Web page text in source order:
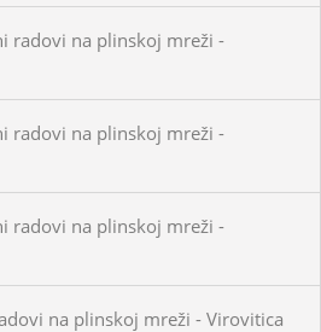
radovi na plinskoj mreži -
radovi na plinskoj mreži -
radovi na plinskoj mreži -
na plinskoj mreži - Virovitica